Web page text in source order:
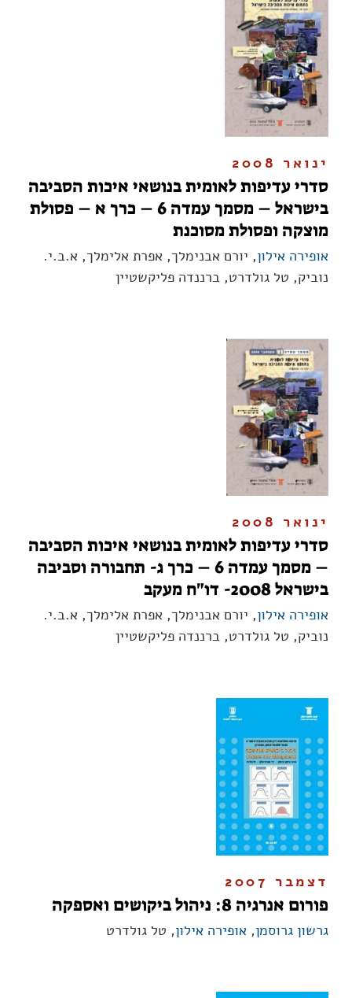
ינואר 2008
סדרי עדיפות לאומית בנושאי איכות הסביבה
בישראל – מסמך עמדה 6 – כרך א – פסולת
מוצקה ופסולת מסוכנת
אופירה אילון, יורם אבנימלך, אפרת אלימלך, א.ב.י.
נוביק, טל גולדרט, ברננדה פליקשטיין
ינואר 2008
סדרי עדיפות לאומית בנושאי איכות הסביבה
– מסמך עמדה 6 – כרך ג- תחבורה וסביבה
בישראל 2008- דו"ח מעקב
אופירה אילון, יורם אבנימלך, אפרת אלימלך, א.ב.י.
נוביק, טל גולדרט, ברננדה פליקשטיין
דצמבר 2007
פורום אנרגיה 8: ניהול ביקושים ואספקה
גרשון גרוסמן, אופירה אילון, טל גולדרט